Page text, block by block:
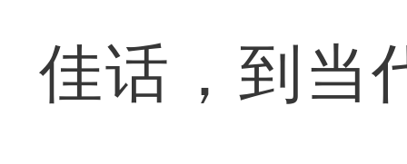
佳话，到当